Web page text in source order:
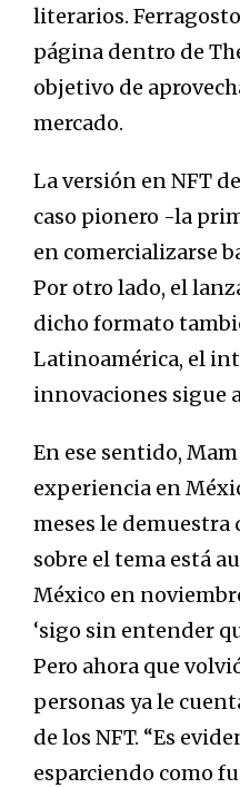
literarios.
página dentro de
objetivo de
mercado.
La versión en NFT de
caso pionero -la
en comercializarse
Por otro lado, el
dicho formato
Latinoamérica, el
innovaciones sigue
En ese sentido,
experiencia en
meses le
sobre el tema está
México en
‘sigo sin entender
Pero ahora que
personas ya le
de los NFT. “Es
esparciendo como